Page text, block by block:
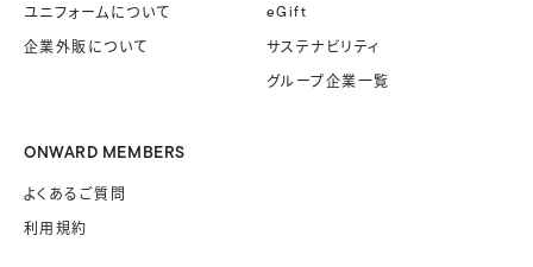
ユニフォームについて
企業外販について
eGift
サステナビリティ
グループ企業一覧
ONWARD MEMBERS
よくあるご質問
利用規約